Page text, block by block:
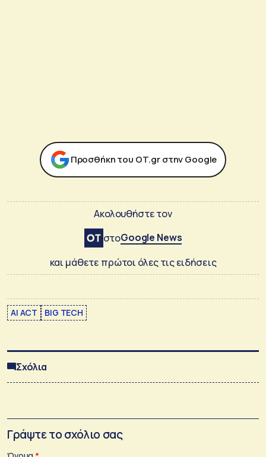
Προσθήκη του ΟΤ.gr στην Google
Ακολουθήστε τον
στοGoogle News
και μάθετε πρώτοι όλες τις ειδήσεις
AI ACT BIG TECH
Σχόλια
Γράψτε το σχόλιο σας